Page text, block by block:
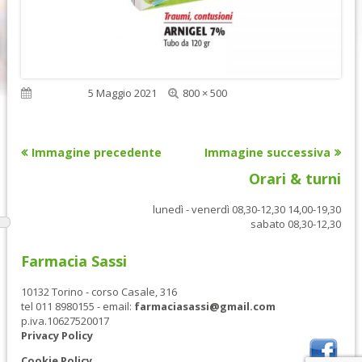
Pubblicato5 Maggio 2021
Dimensione
800 × 500
Immagine precedente Immagine successiva
Orari & turni
lunedì - venerdì 08,30-12,30 14,00-19,30
sabato 08,30-12,30
Farmacia Sassi
10132 Torino - corso Casale, 316
tel 011 8980155 - email: farmaciasassi@gmail.com
p.iva.10627520017
Privacy Policy